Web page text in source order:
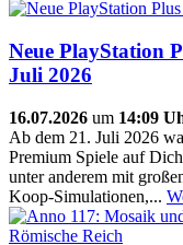
Neue PlayStation
Juli 2026
16.07.2026 um 14:09
Ab dem 21. Juli 2026
Premium Spiele auf
unter anderem mit
Koop-Simulationen,...